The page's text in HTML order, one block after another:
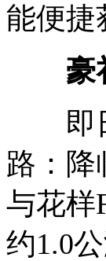
能便捷
豪礼
即日
路：降
与花样
约1.0